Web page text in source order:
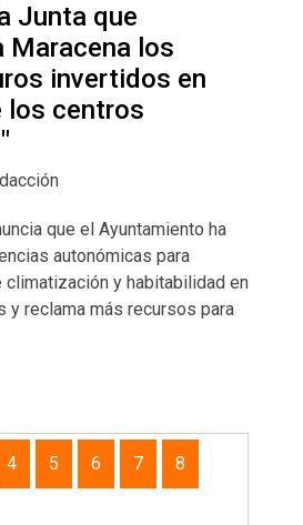
Junta que
Maracena los
invertidos en
los centros
que el Ayuntamiento ha
autonómicas para
climatización y habitabilidad en
y reclama más recursos para
4 5 6 7 8